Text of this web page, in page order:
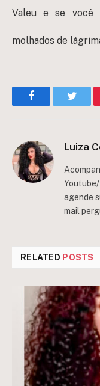
Valeu e se você
molhados de
Facebook
Luiza
agende
mail
RELATED POSTS